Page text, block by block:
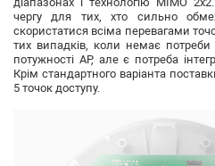
чергу для тих, хто сильно
скористатися всіма перевагами
тих випадків, коли немає потреби
потужності AP, але є потреба
Крім стандартного варіанта
5 точок доступу.